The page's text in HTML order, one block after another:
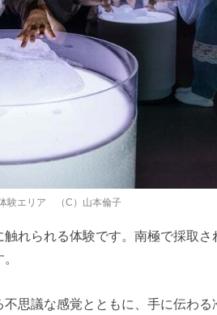
験エリア （C）山本倫子
れられる体験です。南極で採取さ
思議な感覚とともに、手に伝わる